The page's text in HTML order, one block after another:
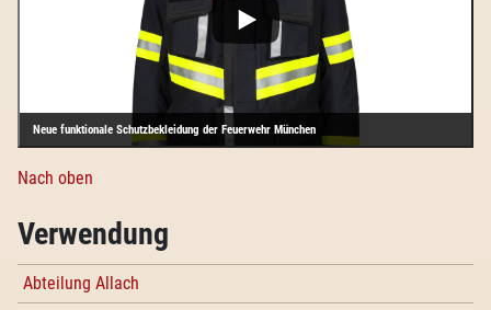
Neue funktionale Schutzbekleidung der Feuerwehr München
Nach oben
Verwendung
Abteilung Allach